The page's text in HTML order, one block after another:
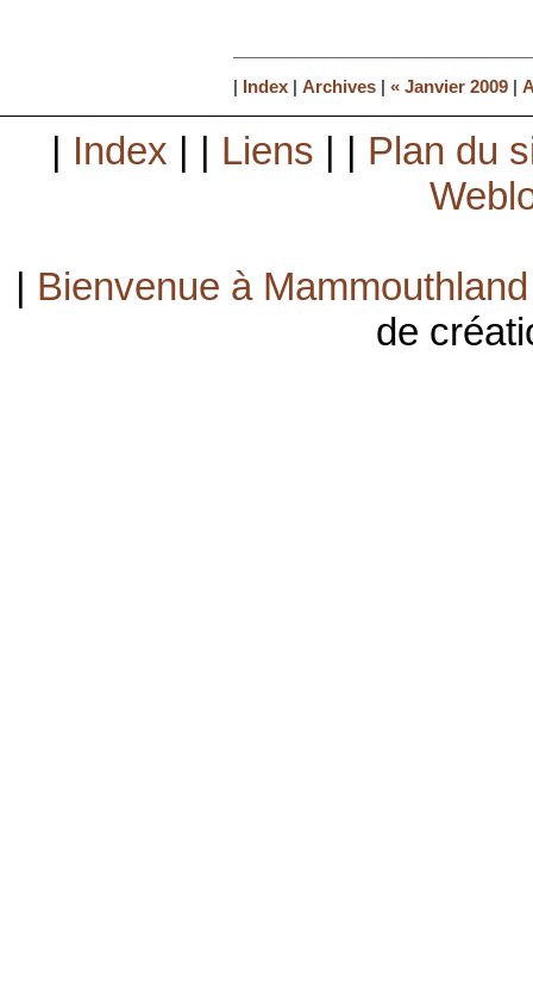
| Index | Archives | « Janvier 2009 |
| Index | | Liens | | Plan du
| Bienvenue à Mammouthland
de